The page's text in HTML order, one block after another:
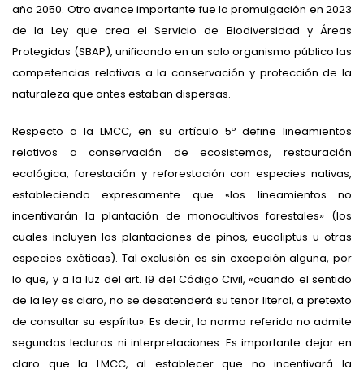
año 2050. Otro avance importante fue la promulgación en 2023
de la Ley que crea el Servicio de Biodiversidad y Áreas
Protegidas (SBAP), unificando en un solo organismo público las
competencias relativas a la conservación y protección de la
naturaleza que antes estaban dispersas.
Respecto a la LMCC, en su artículo 5º define lineamientos
relativos a conservación de ecosistemas, restauración
ecológica, forestación y reforestación con especies nativas,
estableciendo expresamente que «los lineamientos no
incentivarán la plantación de monocultivos forestales» (los
cuales incluyen las plantaciones de pinos, eucaliptus u otras
especies exóticas). Tal exclusión es sin excepción alguna, por
lo que, y a la luz del art. 19 del Código Civil, «cuando el sentido
de la ley es claro, no se desatenderá su tenor literal, a pretexto
de consultar su espíritu». Es decir, la norma referida no admite
segundas lecturas ni interpretaciones. Es importante dejar en
claro que la LMCC, al establecer que no incentivará la